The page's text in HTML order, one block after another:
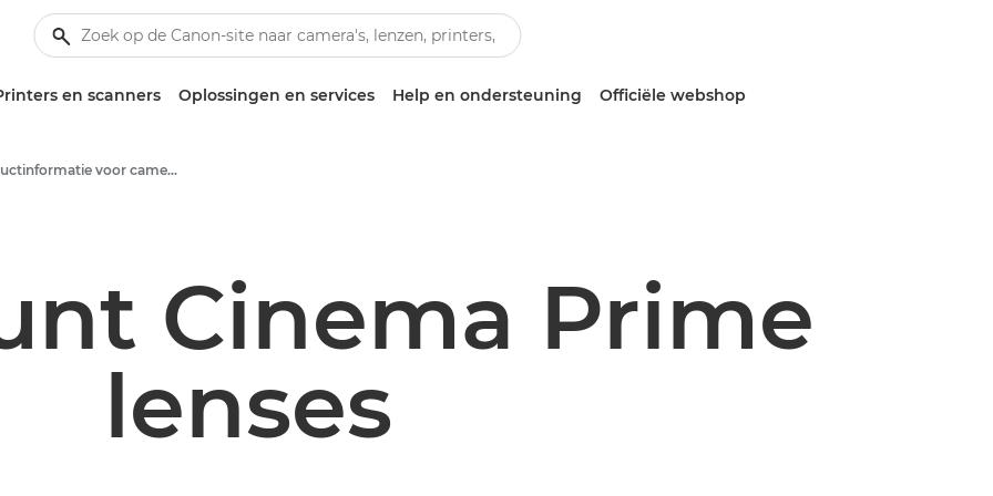
en scanners Oplossingen en services Help en ondersteuning Officiële webshop
Productinformatie voor camera's en accessoires - Canon Press Centre
Cinema Prime
lenses